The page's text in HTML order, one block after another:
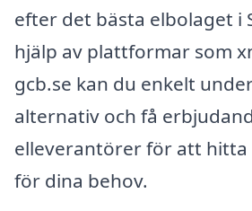
efter det bästa elbolaget i
hjälp av plattformar som
gcb.se kan du enkelt
alternativ och få
elleverantörer för att hitta
för dina behov.